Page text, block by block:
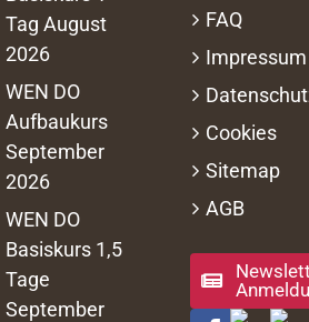
Tag August
2026
WEN DO
Aufbaukurs
September
2026
WEN DO
Basiskurs 1,5
Tage
September
FAQ
Impressum
Cookies
Sitemap
AGB